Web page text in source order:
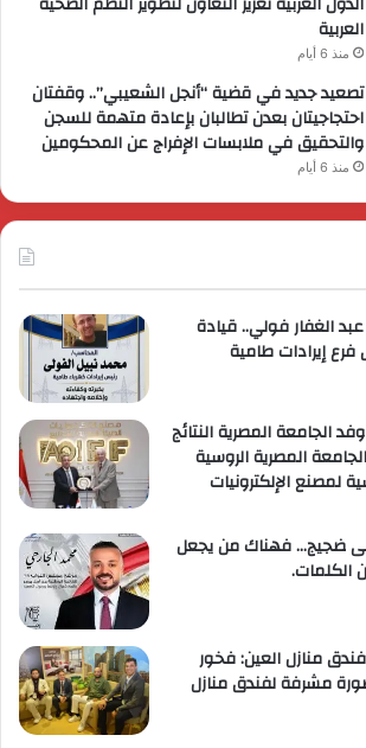
العربية
منذ 6 أيام
تصعيد جديد في قضية “أنجل الشعيبي”.. وقفتان
احتجاجيتان بعدن تطالبان بإعادة متهمة للسجن
والتحقيق في ملابسات الإفراج عن المحكومين
منذ 6 أيام
الغفار فولي.. قيادة
إيرادات طامية
وفد الجامعة المصرية النتائج
المصرية الروسية
لمصنع الإلكترونيات
ضجيج… فهناك من يجعل
الكلمات.
منازل العين: فخور
مشرفة لفندق منازل